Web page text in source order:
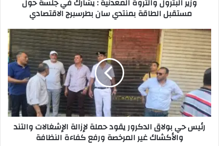
ا
ل
ث
ر
و
ة
ا
ل
م
وزير البترول والثروة المعدنية : يشارك في جلسة حول
مستقبل الطاقة بمنتدي سان بطرسبرج الاقتصادي
ر
ئ
ي
س
ح
ي
ب
و
ل
رئيس حي بولاق الدكرور يقود حملة لإزالة الإشغالات والتند
والأكشاك غير المرخصة ورفع كفاءة النظافة